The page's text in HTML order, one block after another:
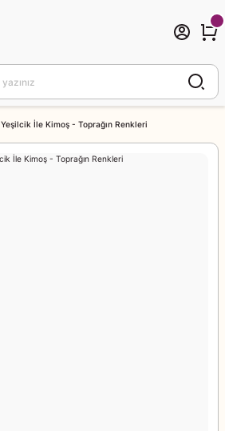
Yeşilcik İle Kimoş - Toprağın Renkleri